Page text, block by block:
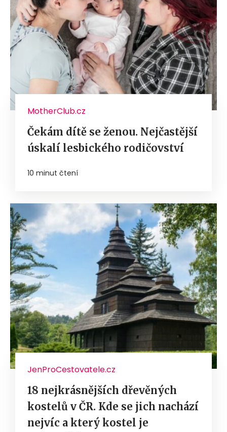
MotherClub.cz
Čekám dítě se ženou. Nejčastější
úskalí lesbického rodičovství
10 minut čtení
JenProCestovatele.cz
18 nejkrásnějších dřevěných
kostelů v ČR. Kde se jich nachází
nejvíc a který kostel je